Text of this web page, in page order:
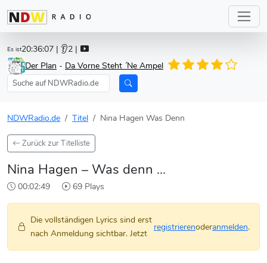
Es ist20:36:07 | 👂2 |
Der Plan - Da Vorne Steht ´Ne Ampel
NDWRadio.de Titel Nina Hagen Was Denn
Zurück zur Titelliste
Nina Hagen – Was denn ...
00:02:49 69 Plays
Die vollständigen Lyrics sind erst
nach Anmeldung sichtbar. Jetzt
registrierenoderanmelden.